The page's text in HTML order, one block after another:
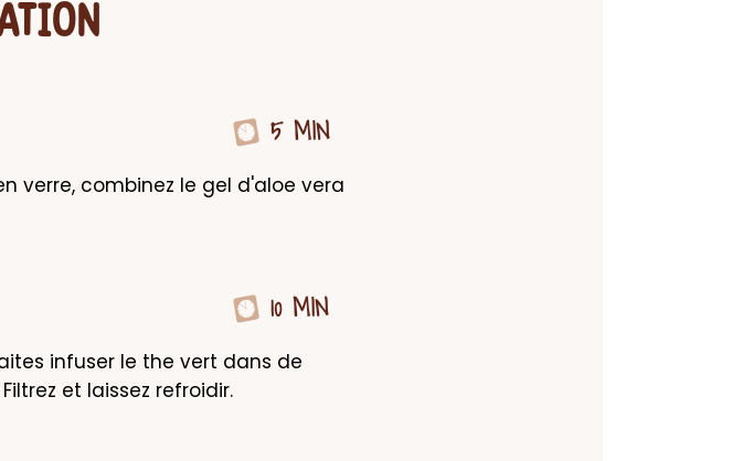
5 MIN
verre, combinez le gel d'aloe vera
10 MIN
infuser le the vert dans de
et laissez refroidir.